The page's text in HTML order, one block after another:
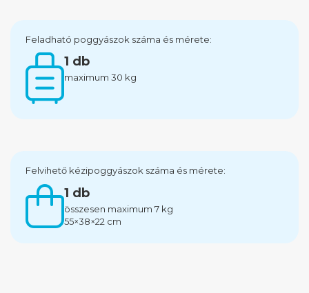
Feladható poggyászok száma és mérete:
1 db
maximum 30 kg
Felvihető kézipoggyászok száma és mérete:
1 db
összesen maximum 7 kg
55×38×22 cm